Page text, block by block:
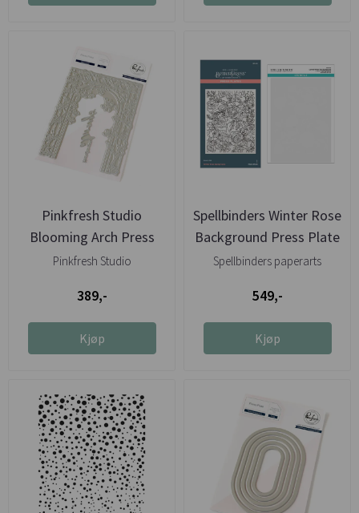
Pinkfresh Studio
Blooming Arch Press
Plate
Pinkfresh Studio
389,-
Kjøp
Spellbinders Winter Rose
Background Press Plate
...
Spellbinders paperarts
549,-
Kjøp